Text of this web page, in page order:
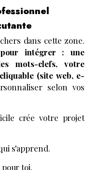
dans cette zone.
pour intégrer : une
mots-clefs, votre
(site web, e-
selon vos
crée votre projet
s’apprend.
toi.